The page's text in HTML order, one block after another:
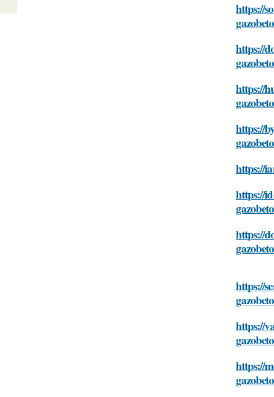
https://
https://
https://
https://
https://
https://
https://
https://
https://
https://